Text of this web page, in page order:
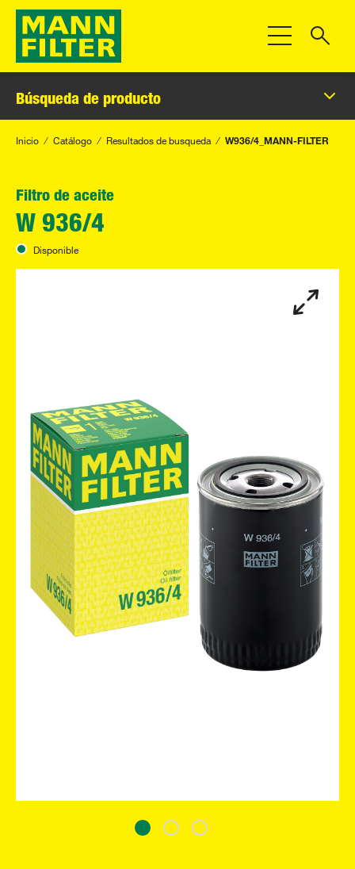
Toggle
Búsqueda de producto
Inicio Catálogo Resultados de busqueda W936/4_MANN-FILTER
Filtro de aceite
W 936/4
Disponible